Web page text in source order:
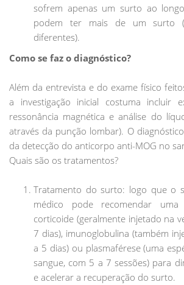
sofrem apenas um surto ao
podem ter mais de um surto
diferentes).
Como se faz o diagnóstico?
Além da entrevista e do exame físico
a investigação inicial costuma incluir
ressonância magnética e análise do
através da punção lombar). O
da detecção do anticorpo anti-MOG no
Quais são os tratamentos?
Tratamento do surto: logo que o
médico pode recomendar uma
corticoide (geralmente injetado na
7 dias), imunoglobulina (também
a 5 dias) ou plasmaférese (uma
sangue, com 5 a 7 sessões) para
e acelerar a recuperação do surto.